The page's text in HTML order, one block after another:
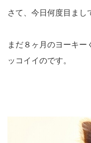
さて、今日何度目まし
まだ８ヶ月のヨーキー
ッコイイのです。